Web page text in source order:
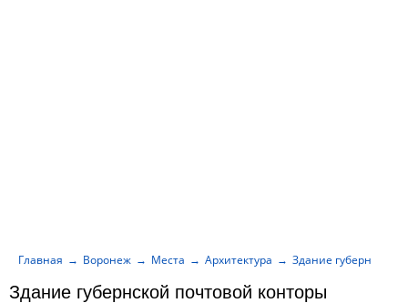
Здание губернской почтовой конторы
Главная Воронеж Места Архитектура Здание губернской